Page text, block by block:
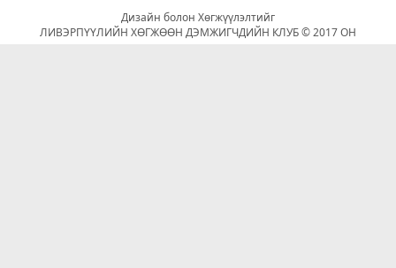
Дизайн болон Хөгжүүлэлтийг
ЛИВЭРПҮҮЛИЙН ХӨГЖӨӨН ДЭМЖИГЧДИЙН КЛУБ © 2017 ОН